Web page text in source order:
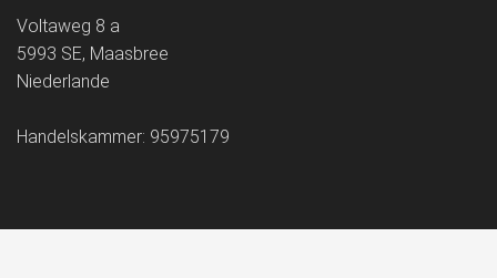
Voltaweg 8 a
5993 SE, Maasbree
Niederlande
Handelskammer: 95975179